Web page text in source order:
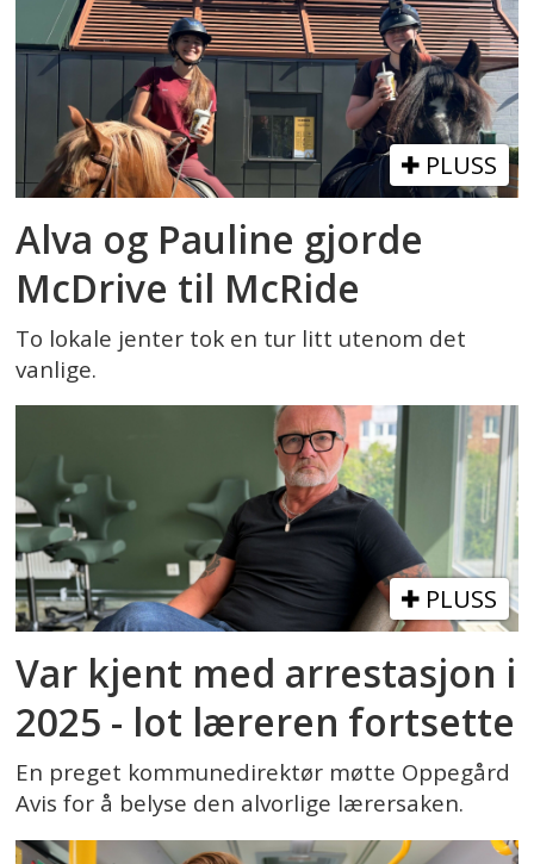
PLUSS
Alva og Pauline gjorde
McDrive til McRide
To lokale jenter tok en tur litt utenom det
vanlige.
PLUSS
Var kjent med arrestasjon i
2025 - lot læreren fortsette
En preget kommunedirektør møtte Oppegård
Avis for å belyse den alvorlige lærersaken.